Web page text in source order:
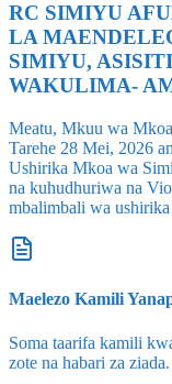
RC SIMIYU
LA
SIMIYU,
WAKULIMA-
Meatu, Mkuu wa
Tarehe 28 Mei, 2026
Ushirika Mkoa wa
na kuhudhuriwa na
mbalimbali wa
Maelezo Kamili
Soma taarifa kamili
zote na habari za ziada.